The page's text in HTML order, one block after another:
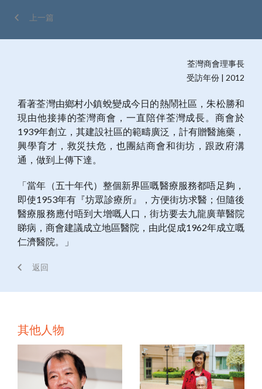
上一篇
荃灣商會理事長
受訪年份 | 2012
看著荃灣由鄉村小鎮蛻變成今日的熱鬧社區，朱松勝和
現由他接捧的荃灣商會，一直陪伴荃灣成長。商會於
1939年創立，其建設社區的範疇廣泛，計有贈醫施藥，
興學育才，救災扶危，也團結商會和街坊，跟政府溝
通，做到上傳下達。
「當年（五十年代）整個新界區嘅醫療服務都唔足夠，
即使1953年有『坊眾診療所』，方便街坊求醫；但隨後
醫療服務應付唔到大增嘅人口，街坊要去九龍廣華醫院
睇病，商會建議成立地區醫院，由此促成1962年成立嘅
仁濟醫院。」
返回
其他人物